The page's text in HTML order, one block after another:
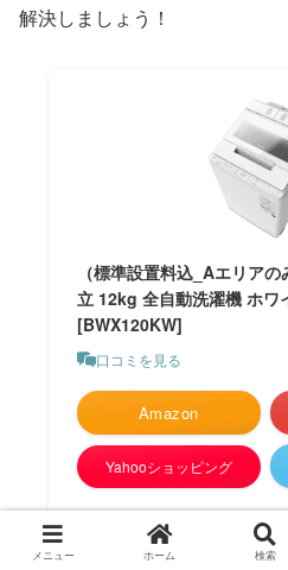
解決しましょう！
（標準設置料込_Aエリア
立 12kg 全自動洗濯機 ホワ
[BWX120KW]
口コミを見る
Amazon
Yahooショッピング
メニュー ホーム 検索